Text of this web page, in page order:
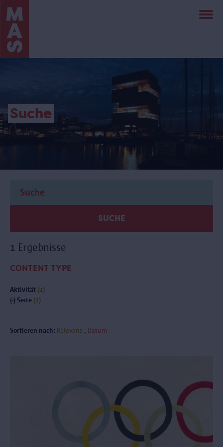
Direkt
zum
Inhalt
Suche
SUCHE
1 Ergebnisse
CONTENT TYPE
Aktivität (2)
(-) Seite (1)
Sortieren nach: Relevanz Datum